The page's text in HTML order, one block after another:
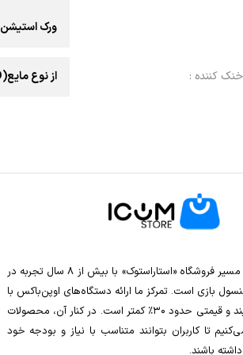
ورک استیشن
خنک کننده : از نوع مایع(LIQUID) برند GAMMAX
آیکام استور ادامه مسیر فروشگاه «استاراستوک» با بیش از ۸ سال تجربه در
بازی است. تمرکز ما ارائه دستگاه‌های اوپن‌باکس با
کیفیتی در حد آکبند و قیمتی حدود ۳۰٪ کمتر است. در کنار آن، محصولات
تا کاربران بتوانند متناسب با نیاز و بودجه خود
باشند.